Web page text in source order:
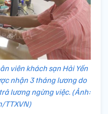
viên khách sạn Hải Yến
nhận 3 tháng lương do
lương ngừng việc. (Ảnh:
TTXVN)